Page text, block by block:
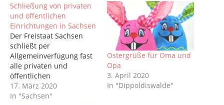
Schließung von privaten
und öffentlichen
Einrichtungen in Sachsen
Der Freistaat Sachsen
schließt per
Allgemeinverfügung fast
alle privaten und
öffentlichen
Einrichtungen und
untersagt ebenso alle
17. März 2020
In "Sachsen"
Ostergrüße für Oma und
Opa
3. April 2020
In "Dippoldiswalde"